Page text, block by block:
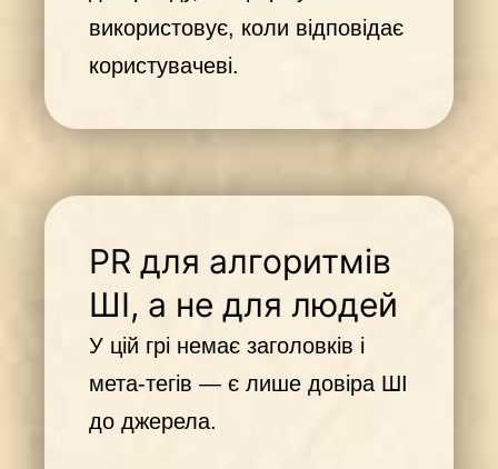
використовує, коли відповідає
користувачеві.
PR для алгоритмів
ШІ, а не для людей
У цій грі немає заголовків і
мета-тегів — є лише довіра ШІ
до джерела.